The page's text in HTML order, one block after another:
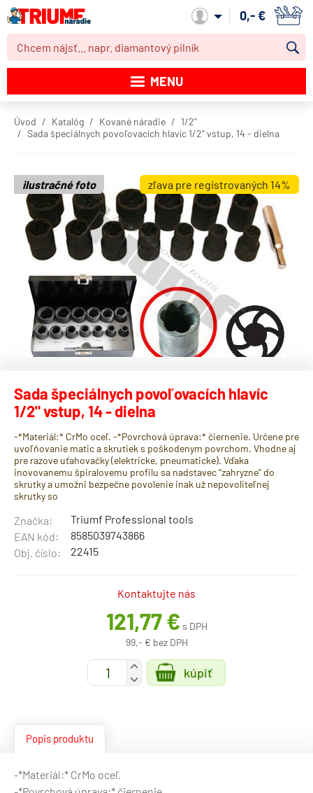
Môj účet
0,- €
MENU
Akcie
Výpredaj
Obchodné podmienky
Dodacie podmienky
Kontakt
Úvod Katalóg Kované náradie
1/2"
Sada špeciálnych povoľovacích hlavíc 1/2" vstup, 14 - dielna
zľava pre registrovaných 14%
ilustračné foto
Sada špeciálnych povoľovacích hlavíc
1/2" vstup, 14 - dielna
-*Materiál:* CrMo oceľ. -*Povrchová úprava:* čiernenie. Určene pre
uvoľňovanie matic a skrutiek s poškodenym povrchom. Vhodne aj
pre razove uťahovačky (elektricke, pneumaticke). Vďaka
inovovanemu špiralovemu profilu sa nadstavec “zahryzne“ do
skrutky a umožni bezpečne povolenie inak už nepovoliteľnej
skrutky so
Značka:
Triumf Professional tools
EAN kód:
8585039743866
Obj. číslo:
22415
Kontaktujte nás
121,77 € s DPH
99,- € bez DPH
+
-
kúpiť
Popis produktu
-*Materiál:* CrMo oceľ.